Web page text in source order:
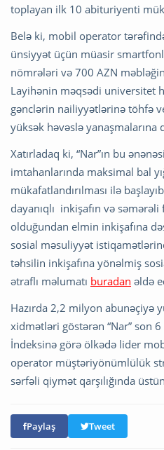
toplayan ilk 10 abituriyenti
Belə ki, mobil operator
ünsiyyət üçün müasir
nömrələri və 700 AZN
Layihənin məqsədi universitet
gənclərin nailiyyətlərinə töhfə
yüksək həvəslə yanaşmalarına
Xatırladaq ki, “Nar”ın bu
imtahanlarında maksimal bal
mükafatlandırılması ilə
dayanıqlı inkişafın və
olduğundan elmin inkişafına
sosial məsuliyyət
təhsilin inkişafına yönəlmiş
ətraflı məlumatı buradan əldə
Hazırda 2,2 milyon abunəçiyə
xidmətləri göstərən “Nar” son 6
İndeksinə görə ölkədə lider
operator müştəriyönümlülük
sərfəli qiymət qarşılığında
Paylaş Tweet